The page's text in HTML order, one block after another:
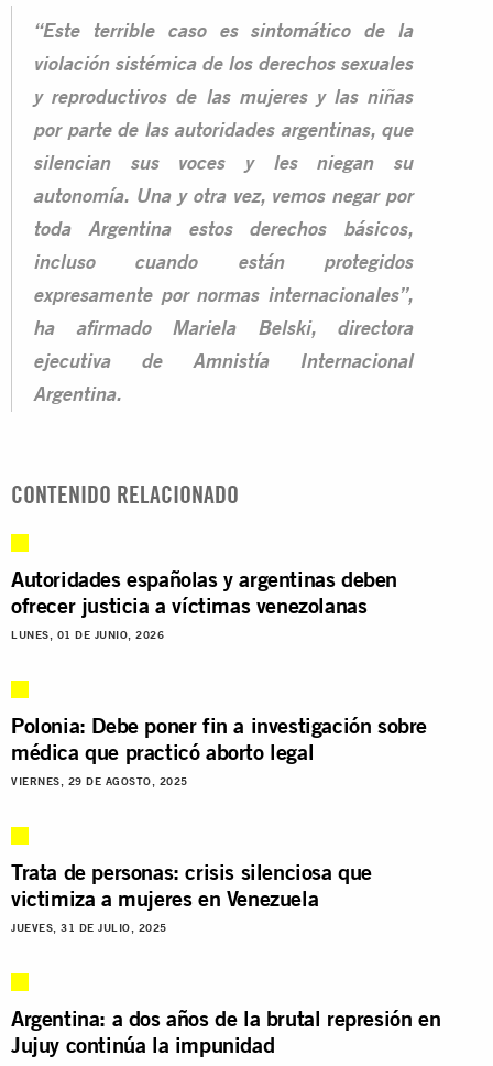
“Este terrible caso es sintomático de la
violación sistémica de los derechos sexuales
y reproductivos de las mujeres y las niñas
por parte de las autoridades argentinas, que
silencian sus voces y les niegan su
autonomía. Una y otra vez, vemos negar por
toda Argentina estos derechos básicos,
incluso cuando están protegidos
expresamente por normas internacionales”,
ha afirmado Mariela Belski, directora
ejecutiva de Amnistía Internacional
Argentina.
CONTENIDO RELACIONADO
Autoridades españolas y argentinas deben
ofrecer justicia a víctimas venezolanas
LUNES, 01 DE JUNIO, 2026
Polonia: Debe poner fin a investigación sobre
médica que practicó aborto legal
VIERNES, 29 DE AGOSTO, 2025
Trata de personas: crisis silenciosa que
victimiza a mujeres en Venezuela
JUEVES, 31 DE JULIO, 2025
Argentina: a dos años de la brutal represión en
Jujuy continúa la impunidad